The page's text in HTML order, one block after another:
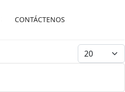
CONTÁCTENOS
Cantidad a